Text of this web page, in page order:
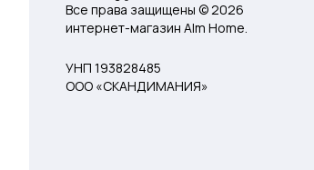
Все права защищены © 2026
интернет-магазин Alm Home.
УНП 193828485
ООО «СКАНДИМАНИЯ»